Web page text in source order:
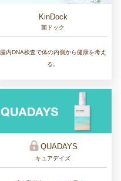
KinDock
菌ドック
腸内DNA検査で体の内側から健康を考え
る。
QUADAYS
キュアデイズ